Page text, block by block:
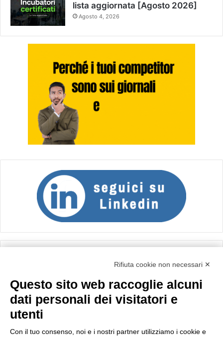
lista aggiornata [Agosto 2026]
Agosto 4, 2026
Importo netto (€):
Rifiuta cookie non necessari ✕
Questo sito web raccoglie alcuni
dati personali dei visitatori e
utenti
Con il tuo consenso, noi e i nostri partner utilizziamo i cookie e